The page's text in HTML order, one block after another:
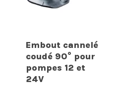
Embout cannelé
coudé 90° pour
pompes 12 et
24V